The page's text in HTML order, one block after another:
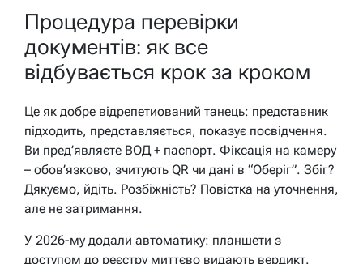
Процедура перевірки
документів: як все
відбувається крок за кроком
Це як добре відрепетиований танець: представник
підходить, представляється, показує посвідчення.
Ви пред’являєте ВОД + паспорт. Фіксація на камеру
– обов’язково, зчитують QR чи дані в “Оберіг”. Збіг?
Дякуємо, йдіть. Розбіжність? Повістка на уточнення,
але не затримання.
У 2026-му додали автоматику: планшети з
доступом до реєстру миттєво видають вердикт.